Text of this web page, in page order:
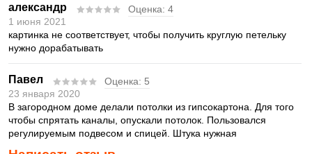
александр Оценка: 4
1 июня 2021
картинка не соответствует, чтобы получить круглую петельку
нужно дорабатывать
Павел Оценка: 5
23 января 2020
В загородном доме делали потолки из гипсокартона. Для того
чтобы спрятать каналы, опускали потолок. Пользовался
регулируемым подвесом и спицей. Штука нужная